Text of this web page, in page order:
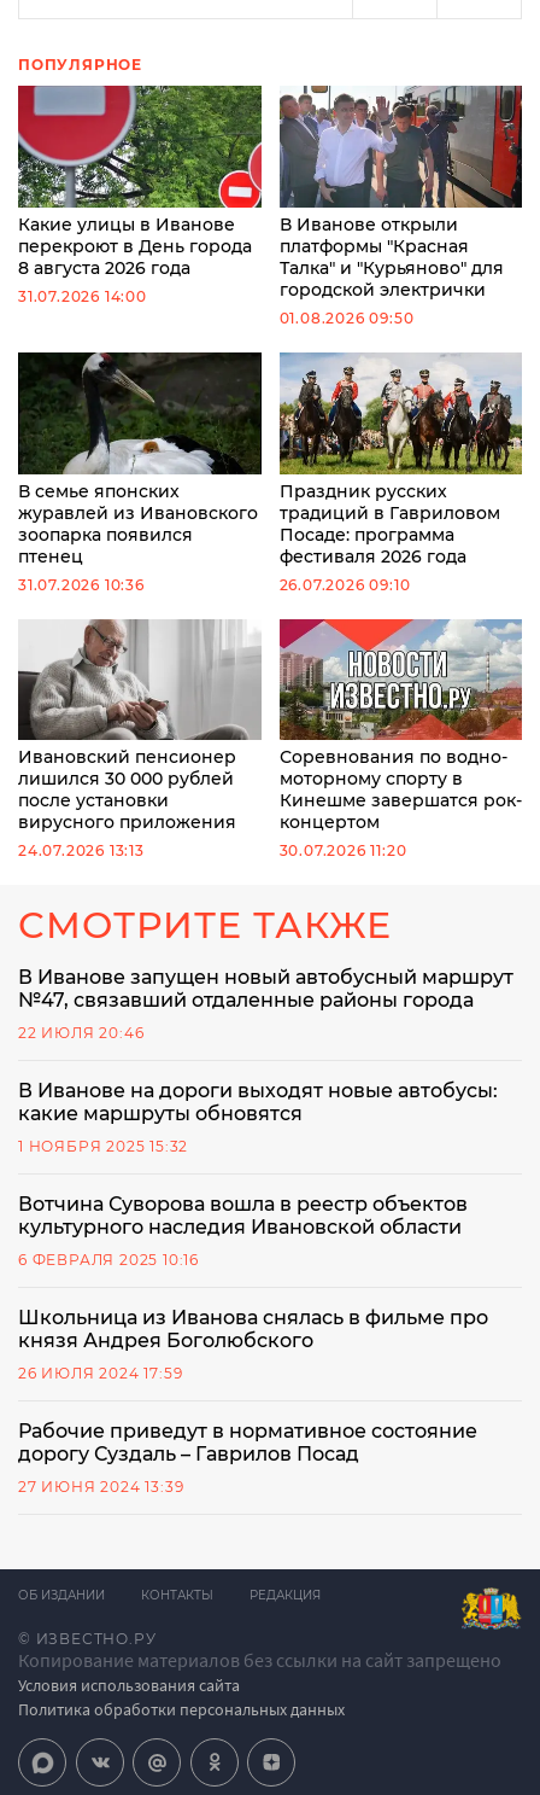
ПОПУЛЯРНОЕ
Какие улицы в Иванове
перекроют в День города
8 августа 2026 года
31.07.2026 14:00
В Иванове открыли
платформы "Красная
Талка" и "Курьяново" для
городской электрички
01.08.2026 09:50
В семье японских
журавлей из Ивановского
зоопарка появился
птенец
31.07.2026 10:36
Праздник русских
традиций в Гавриловом
Посаде: программа
фестиваля 2026 года
26.07.2026 09:10
Ивановский пенсионер
лишился 30 000 рублей
после установки
вирусного приложения
24.07.2026 13:13
Соревнования по водно-
моторному спорту в
Кинешме завершатся рок-
концертом
30.07.2026 11:20
СМОТРИТЕ ТАКЖЕ
В Иванове запущен новый автобусный маршрут
№47, связавший отдаленные районы города
22 ИЮЛЯ 20:46
В Иванове на дороги выходят новые автобусы:
какие маршруты обновятся
1 НОЯБРЯ 2025 15:32
Вотчина Суворова вошла в реестр объектов
культурного наследия Ивановской области
6 ФЕВРАЛЯ 2025 10:16
Школьница из Иванова снялась в фильме про
князя Андрея Боголюбского
26 ИЮЛЯ 2024 17:59
Рабочие приведут в нормативное состояние
дорогу Суздаль – Гаврилов Посад
27 ИЮНЯ 2024 13:39
© ИЗВЕСТНО.РУ
Копирование материалов без ссылки на сайт запрещено
Условия использования сайта
Политика обработки персональных данных
ОБ ИЗДАНИИ КОНТАКТЫ РЕДАКЦИЯ